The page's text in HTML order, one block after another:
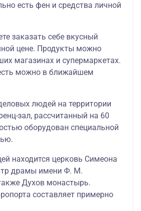
есть фен и средства личной
заказать себе вкусный
цене. Продукты можно
магазинах и супермаркетах.
можно в ближайшем
людей на территории
зал, рассчитанный на 60
оборудован специальной
находится церковь Симеона
драмы имени Ф. М.
Духов монастырь.
составляет примерно